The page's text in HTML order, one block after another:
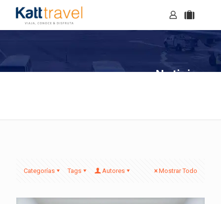
Noticias
Categorías Tags Autores Mostrar Todo